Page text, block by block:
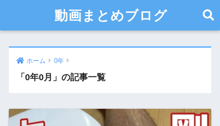
動画まとめブログ
ホーム 0年
「0年0月」の記事一覧